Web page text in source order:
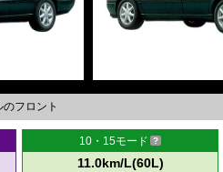
フロント
10・15モード
11.0km/L(60L)